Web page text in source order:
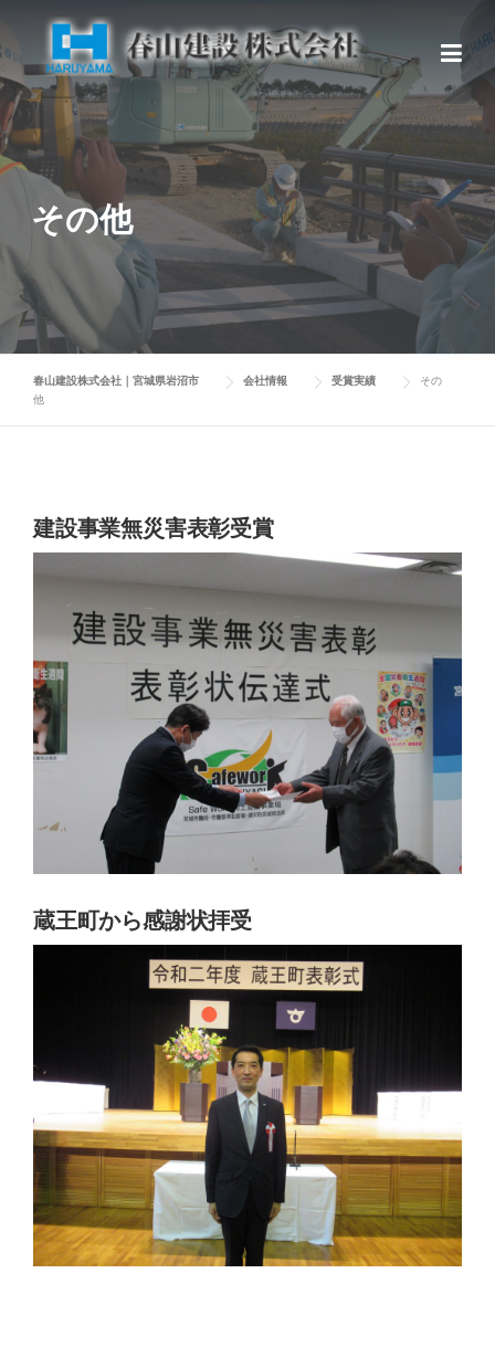
content
その他
春山建設株式会社｜宮城県岩沼市 会社情報 受賞実績
その
他
建設事業無災害表彰受賞
蔵王町から感謝状拝受